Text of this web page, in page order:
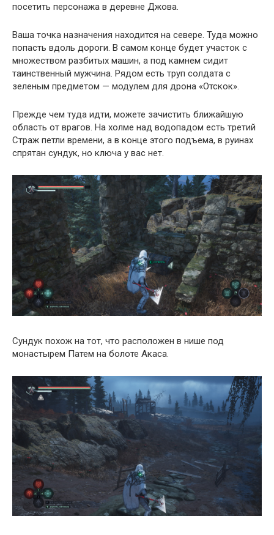
посетить персонажа в деревне Джова.
Ваша точка назначения находится на севере. Туда можно
попасть вдоль дороги. В самом конце будет участок с
множеством разбитых машин, а под камнем сидит
таинственный мужчина. Рядом есть труп солдата с
зеленым предметом — модулем для дрона «Отскок».
Прежде чем туда идти, можете зачистить ближайшую
область от врагов. На холме над водопадом есть третий
Страж петли времени, а в конце этого подъема, в руинах
спрятан сундук, но ключа у вас нет.
Сундук похож на тот, что расположен в нише под
монастырем Патем на болоте Акаса.